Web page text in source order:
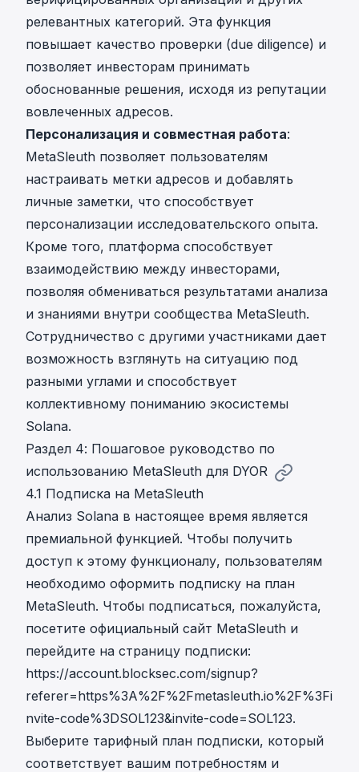
релевантных категорий. Эта функция
повышает качество проверки (due diligence) и
позволяет инвесторам принимать
обоснованные решения, исходя из репутации
вовлеченных адресов.
Персонализация и совместная работа:
MetaSleuth позволяет пользователям
настраивать метки адресов и добавлять
личные заметки, что способствует
персонализации исследовательского опыта.
Кроме того, платформа способствует
взаимодействию между инвесторами,
позволяя обмениваться результатами анализа
и знаниями внутри сообщества MetaSleuth.
Сотрудничество с другими участниками дает
возможность взглянуть на ситуацию под
разными углами и способствует
коллективному пониманию экосистемы
Solana.
Раздел 4: Пошаговое руководство по
использованию MetaSleuth для DYOR
4.1 Подписка на MetaSleuth
Анализ Solana в настоящее время является
премиальной функцией. Чтобы получить
доступ к этому функционалу, пользователям
необходимо оформить подписку на план
MetaSleuth. Чтобы подписаться, пожалуйста,
посетите официальный сайт MetaSleuth и
перейдите на страницу подписки:
https://account.blocksec.com/signup?
referer=https%3A%2F%2Fmetasleuth.io%2F%3Fi
nvite-code%3DSOL123&invite-code=SOL123.
Выберите тарифный план подписки, который
соответствует вашим потребностям и